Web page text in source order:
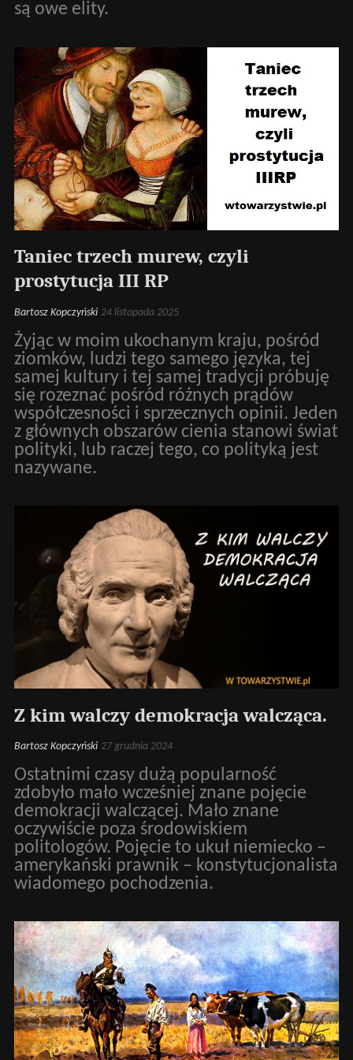
są owe elity.
Taniec trzech murew, czyli
prostytucja III RP
Bartosz Kopczyński 24 listopada 2025
Żyjąc w moim ukochanym kraju, pośród
ziomków, ludzi tego samego języka, tej
samej kultury i tej samej tradycji próbuję
się rozeznać pośród różnych prądów
współczesności i sprzecznych opinii. Jeden
z głównych obszarów cienia stanowi świat
polityki, lub raczej tego, co polityką jest
nazywane.
Z kim walczy demokracja walcząca.
Bartosz Kopczyński 27 grudnia 2024
Ostatnimi czasy dużą popularność
zdobyło mało wcześniej znane pojęcie
demokracji walczącej. Mało znane
oczywiście poza środowiskiem
politologów. Pojęcie to ukuł niemiecko –
amerykański prawnik – konstytucjonalista
wiadomego pochodzenia.